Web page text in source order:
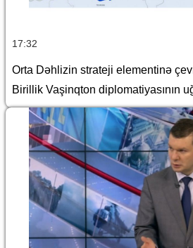
17:32
Orta Dəhlizin strateji elementinə
Birillik Vaşinqton diplomatiyasının